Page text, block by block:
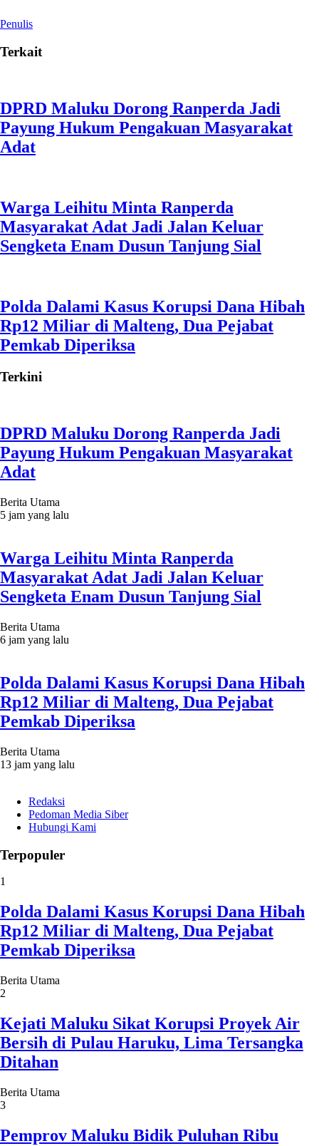
Penulis
Terkait
DPRD Maluku Dorong Ranperda Jadi
Payung Hukum Pengakuan Masyarakat
Adat
Warga Leihitu Minta Ranperda
Masyarakat Adat Jadi Jalan Keluar
Sengketa Enam Dusun Tanjung Sial
Polda Dalami Kasus Korupsi Dana Hibah
Rp12 Miliar di Malteng, Dua Pejabat
Pemkab Diperiksa
Terkini
DPRD Maluku Dorong Ranperda Jadi
Payung Hukum Pengakuan Masyarakat
Adat
Berita Utama
5 jam yang lalu
Warga Leihitu Minta Ranperda
Masyarakat Adat Jadi Jalan Keluar
Sengketa Enam Dusun Tanjung Sial
Berita Utama
6 jam yang lalu
Polda Dalami Kasus Korupsi Dana Hibah
Rp12 Miliar di Malteng, Dua Pejabat
Pemkab Diperiksa
Berita Utama
13 jam yang lalu
Redaksi
Pedoman Media Siber
Hubungi Kami
Terpopuler
1
Polda Dalami Kasus Korupsi Dana Hibah
Rp12 Miliar di Malteng, Dua Pejabat
Pemkab Diperiksa
Berita Utama
2
Kejati Maluku Sikat Korupsi Proyek Air
Bersih di Pulau Haruku, Lima Tersangka
Ditahan
Berita Utama
3
Pemprov Maluku Bidik Puluhan Ribu